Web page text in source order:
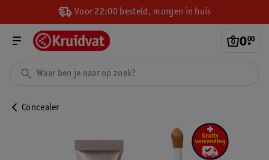
Voor 22:00 besteld, morgen in huis
0.
00
Concealer